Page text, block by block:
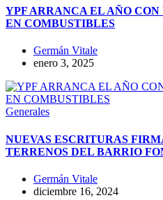
YPF ARRANCA EL AÑO
EN COMBUSTIBLES
Germán Vitale
enero 3, 2025
Generales
NUEVAS ESCRITURAS
TERRENOS DEL BARRIO
Germán Vitale
diciembre 16, 2024